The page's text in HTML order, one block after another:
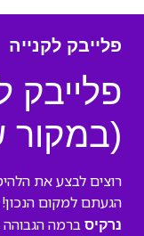
פלייבק לקנייה
פלייבק
(במקור
רוצים לבצע את
הגעתם למקום הנכון!
נרקיס ברמה הגבוהה